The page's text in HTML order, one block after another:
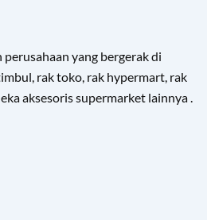
yang bergerak di
rak toko, rak hypermart, rak
aksesoris supermarket lainnya .